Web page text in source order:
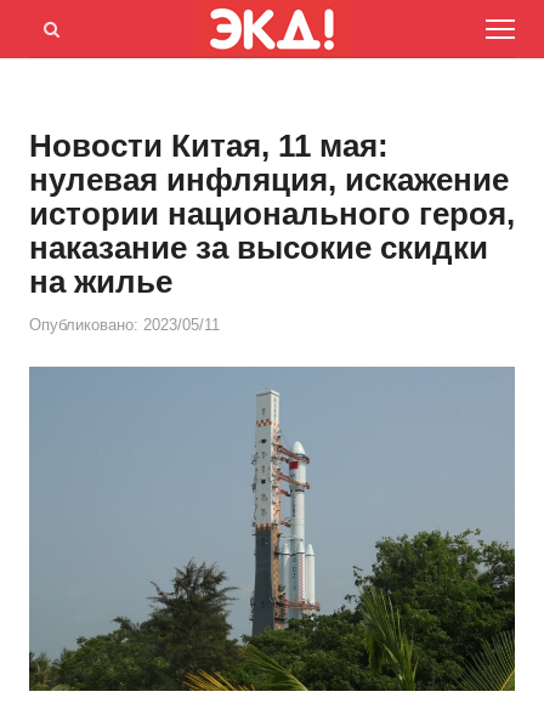
Menu
Открыть
Новости Китая, 11 мая:
нулевая инфляция, искажение
истории национального героя,
наказание за высокие скидки
на жилье
Опубликовано: 2023/05/11